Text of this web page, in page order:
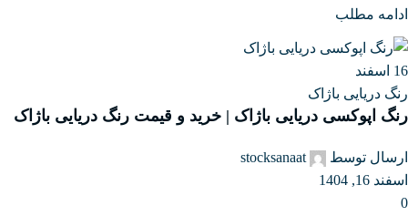
ادامه مطلب
16 اسفند
رنگ دریایی باژاک
رنگ اپوکسی دریایی باژاک | خرید و قیمت رنگ دریایی باژاک
ارسال توسط
stocksanaat
اسفند 16, 1404
0